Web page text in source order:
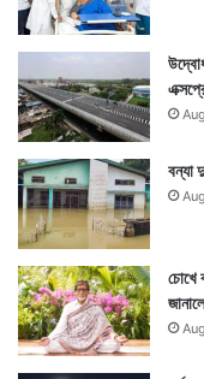
বন্যা
চোখে